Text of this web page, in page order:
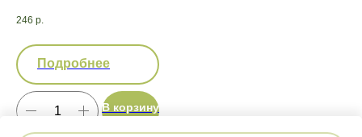
246 р.
Подробнее
В корзину